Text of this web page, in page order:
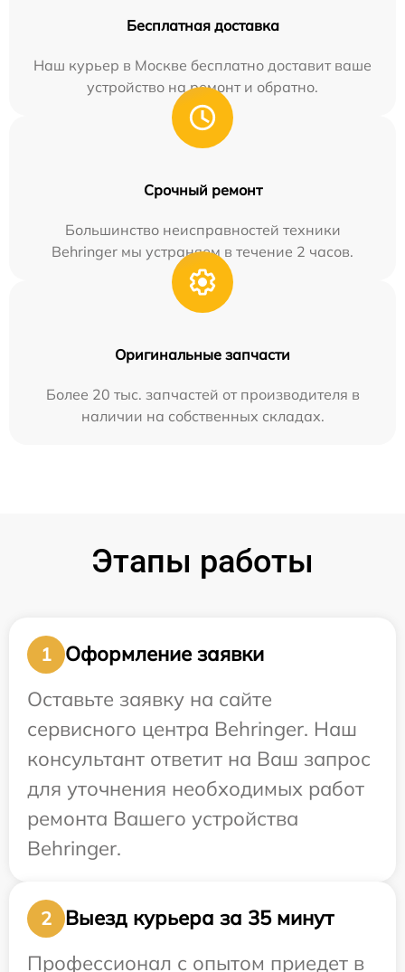
Бесплатная доставка
Наш курьер в Москве бесплатно доставит ваше
устройство на ремонт и обратно.
Срочный ремонт
Большинство неисправностей техники
Behringer мы устраняем в течение 2 часов.
Оригинальные запчасти
Более 20 тыс. запчастей от производителя в
наличии на собственных складах.
Этапы работы
1
Оформление заявки
Оставьте заявку на сайте
сервисного центра Behringer. Наш
консультант ответит на Ваш запрос
для уточнения необходимых работ
ремонта Вашего устройства
Behringer.
2
Выезд курьера за 35 минут
Профессионал с опытом приедет в